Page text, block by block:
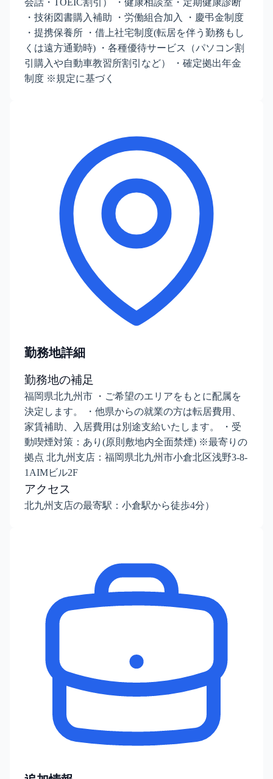
会話・TOEIC割引） ・健康相談室・定期健康診断
・技術図書購入補助 ・労働組合加入 ・慶弔金制度
・提携保養所 ・借上社宅制度(転居を伴う勤務もし
くは遠方通勤時) ・各種優待サービス（パソコン割
引購入や自動車教習所割引など） ・確定拠出年金
制度 ※規定に基づく
勤務地詳細
勤務地の補足
福岡県北九州市 ・ご希望のエリアをもとに配属を
決定します。 ・他県からの就業の方は転居費用、
家賃補助、入居費用は別途支給いたします。 ・受
動喫煙対策：あり(原則敷地内全面禁煙) ※最寄りの
拠点 北九州支店：福岡県北九州市小倉北区浅野3-8-
1AIMビル2F
アクセス
北九州支店の最寄駅：小倉駅から徒歩4分）